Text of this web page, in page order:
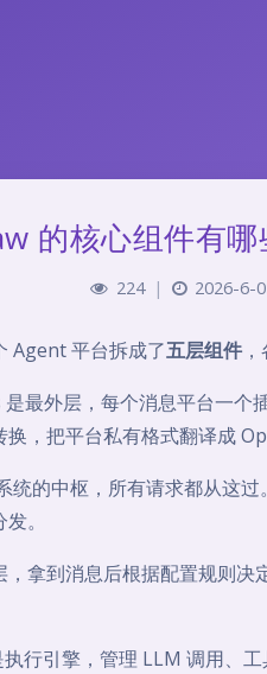
的核心组件有
224 | 2026-6-
Agent 平台拆成了五层组件
最外层，每个消息平台一个
，把平台私有格式翻译成
统的中枢，所有请求都从这
。
拿到消息后根据配置规则
行引擎，管理 LLM 调用、